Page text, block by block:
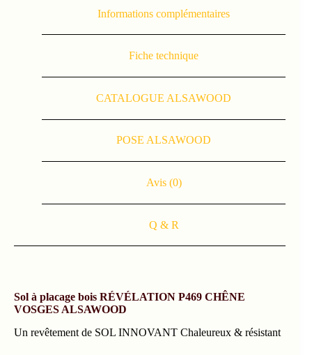
Informations complémentaires
Fiche technique
CATALOGUE ALSAWOOD
POSE ALSAWOOD
Avis (0)
Q & R
Sol à placage bois RÉVÉLATION P469 CHÊNE
VOSGES ALSAWOOD
Un revêtement de SOL INNOVANT Chaleureux & résistant